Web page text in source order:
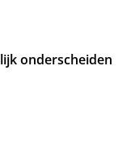
onderscheiden